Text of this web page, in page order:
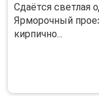
Сдаётся светлая
Ярморочный
кирпично...